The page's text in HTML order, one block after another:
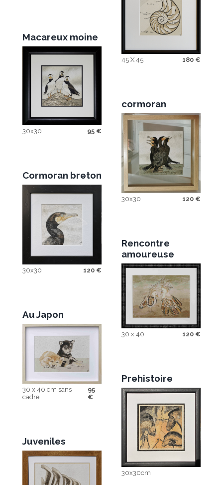
Macareux moine
30x30 95€
Cormoran breton
30x30 120€
Au Japon
30 x 40 cm sans
cadre
95
€
Juveniles
45 X 45 180 €
cormoran
30x30 120 €
Rencontre
amoureuse
30 x 40 120 €
Prehistoire
30x30cm